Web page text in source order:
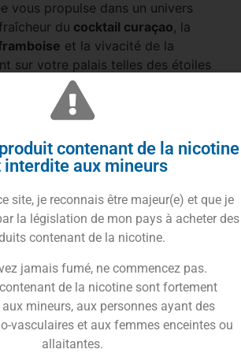
vous propulse dans un univers
du cocktail curaçao, la
et la vivacité de la
sur votre palais telles des étoiles
curaçaose marie
avec la douceur acidulée de la
que la pointe de
menthe
intense à cette expérience
de la vape en quête de
lee-liquide Blue Alien 50ml
et équilibré en fait une
gustative à explorer.
du E-liquide Blue
Alien 50ml
contenant de la nicotine
interdite aux mineurs
site, je reconnais être majeur(e) et que je
la législation de mon pays à acheter des
contenant de la nicotine.
jamais fumé, ne commencez pas.
de la nicotine sont fortement
mineurs, aux personnes ayant des
vasculaires et aux femmes enceintes ou
allaitantes.